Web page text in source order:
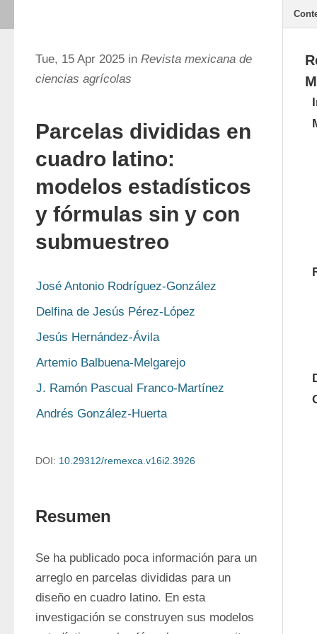
Tue, 15 Apr 2025 in Revista mexicana de
ciencias agrícolas
Parcelas divididas en
cuadro latino:
modelos estadísticos
y fórmulas sin y con
submuestreo
José Antonio Rodríguez-González
Delfina de Jesús Pérez-López
Jesús Hernández-Ávila
Artemio Balbuena-Melgarejo
J. Ramón Pascual Franco-Martínez
Andrés González-Huerta
DOI: 10.29312/remexca.v16i2.3926
Resumen
Se ha publicado poca información para un
arreglo en parcelas divididas para un
diseño en cuadro latino. En esta
investigación se construyen sus modelos